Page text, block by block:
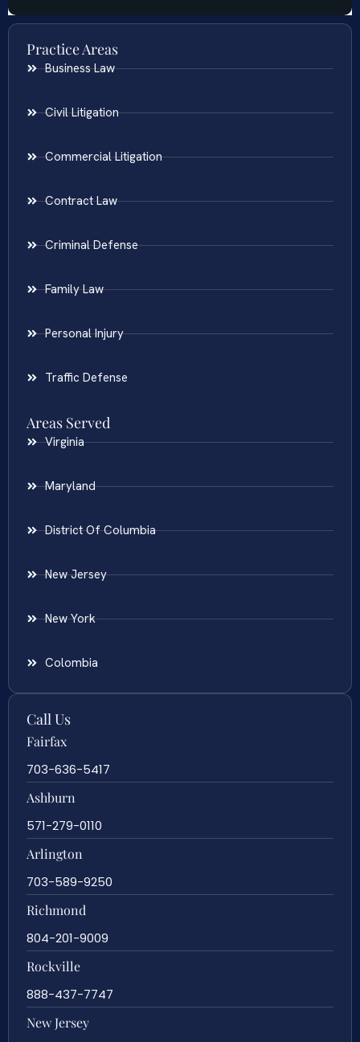
Practice Areas
Business Law
Civil Litigation
Commercial Litigation
Contract Law
Criminal Defense
Family Law
Personal Injury
Traffic Defense
Areas Served
Virginia
Maryland
District Of Columbia
New Jersey
New York
Colombia
Call Us
Fairfax
703-636-5417
Ashburn
571-279-0110
Arlington
703-589-9250
Richmond
804-201-9009
Rockville
888-437-7747
New Jersey